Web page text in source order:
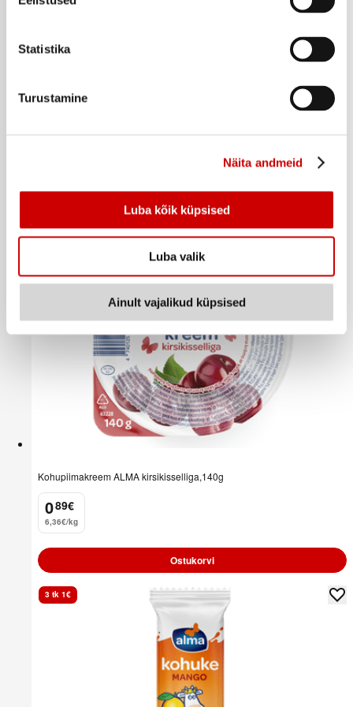
Statistika
Turustamine
Näita andmeid
Luba kõik küpsised
Luba valik
Ainult vajalikud küpsised
Ostukorvi
Kohupiimakreem ALMA kirsikisselliga,140g
0
. 89€
6,36€/kg
Ostukorvi
3 tk 1€